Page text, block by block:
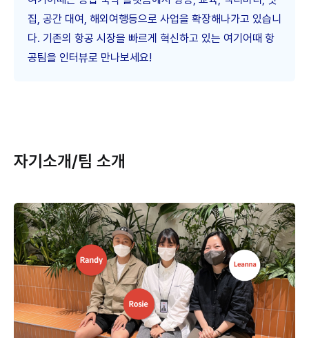
집, 공간 대여, 해외여행등으로 사업을 확장해나가고 있습니
다. 기존의 항공 시장을 빠르게 혁신하고 있는 여기어때 항
공팀을 인터뷰로 만나보세요!
자기소개/팀 소개